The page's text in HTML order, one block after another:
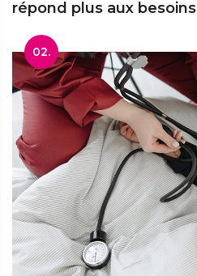
répond plus aux besoins
02.